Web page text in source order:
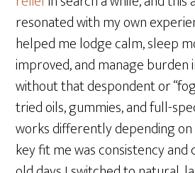
resonated with my own
helped me lodge calm, sleep
improved, and manage burden
without that despondent or
tried oils, gummies, and full-
works differently depending
key fit me was consistency